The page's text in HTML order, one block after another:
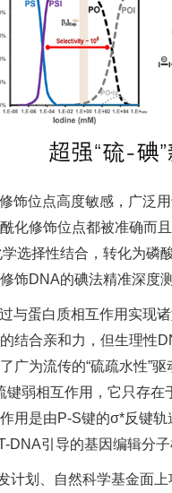
饰位点高度敏感，广泛
化修饰位点都被准确而
选择性结合，转化为磷
饰DNA的碘法精准深度
与蛋白质相互作用实现
结合亲和力，但生理性
广为流传的“硫疏水性”
键弱相互作用，它只存
用是由P-S键的σ*反键
DNA引导的基因编辑分子
计划、自然科学基金面